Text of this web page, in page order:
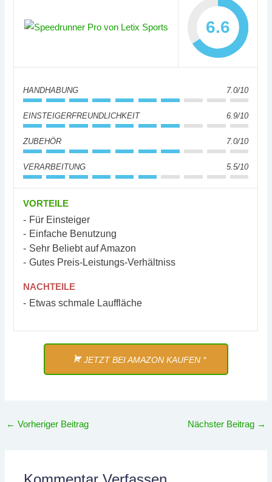
6.6
HANDHABUNG 7.0/10
EINSTEIGERFREUNDLICHKEIT 6.9/10
ZUBEHÖR 7.0/10
VERARBEITUNG 5.5/10
VORTEILE
Für Einsteiger
Einfache Benutzung
Sehr Beliebt auf Amazon
Gutes Preis-Leistungs-Verhältniss
NACHTEILE
Etwas schmale Lauffläche
JETZT BEI AMAZON KAUFEN *
← Vorheriger Beitrag Nächster Beitrag →